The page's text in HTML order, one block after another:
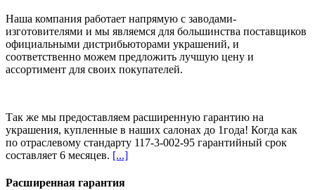
Наша компания работает напрямую с заводами-
изготовителями и мы являемся для большинства поставщиков
официальными дистрибьюторами украшений, и
соответственно можем предложить лучшую цену и
ассортимент для своих покупателей.
Так же мы предоставляем расширенную гарантию на
украшения, купленные в наших салонах до 1года! Когда как
по отраслевому стандарту 117-3-002-95 гарантийный срок
составляет 6 месяцев. [...]
Расширенная гарантия